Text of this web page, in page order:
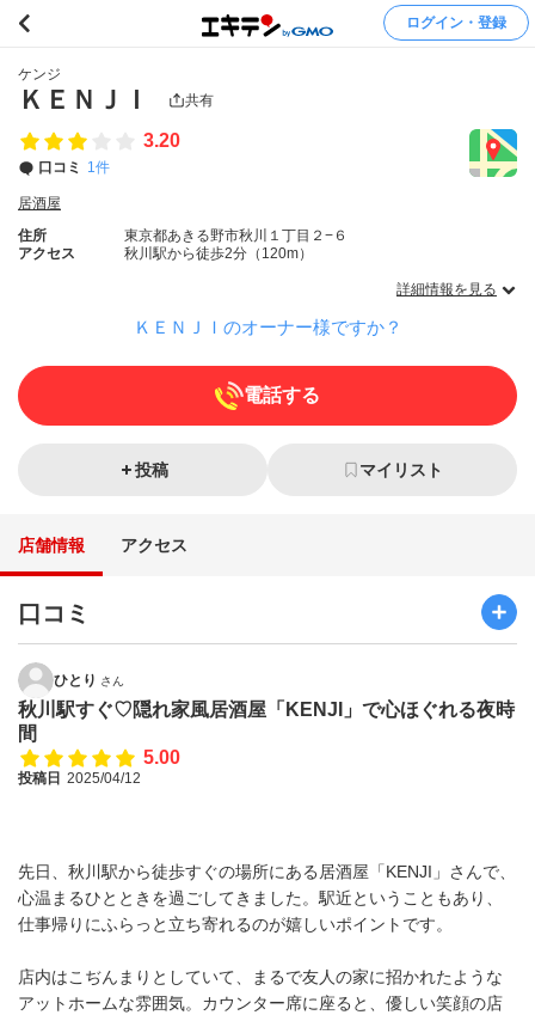
ログイン・登録
ケンジ
ＫＥＮＪＩ 共有
3.20
口コミ 1件
居酒屋
住所
東京都あきる野市秋川１丁目２−６
アクセス
秋川駅から徒歩2分（120m）
詳細情報を見る
ＫＥＮＪＩのオーナー様ですか？
電話する
投稿 マイリスト
店舗情報 アクセス
口コミ
ひとり さん
秋川駅すぐ♡隠れ家風居酒屋「KENJI」で心ほぐれる夜時
間
5.00
投稿日 2025/04/12
先日、秋川駅から徒歩すぐの場所にある居酒屋「KENJI」さんで、
心温まるひとときを過ごしてきました。駅近ということもあり、
仕事帰りにふらっと立ち寄れるのが嬉しいポイントです。
店内はこぢんまりとしていて、まるで友人の家に招かれたような
アットホームな雰囲気。カウンター席に座ると、優しい笑顔の店